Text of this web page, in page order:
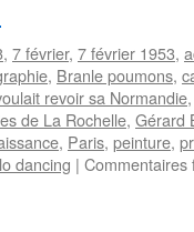
, 7 février, 7 février 1953,
, Branle poumons,
revoir sa Normandie
de La Rochelle, Gérard
, Paris, peinture,
dancing | Commentaires